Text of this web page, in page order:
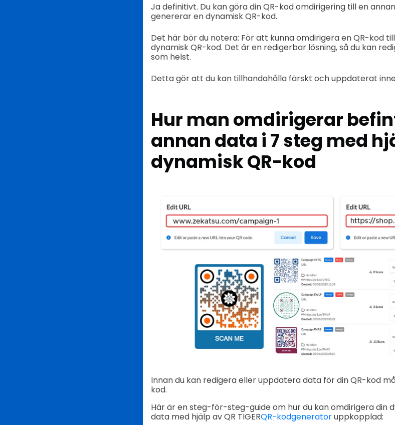
Ja definitivt. Du kan göra din QR-kod omdirigering till en
genererar en dynamisk QR-kod.
Det här bör du notera: För att kunna omdirigera en QR-kod
dynamisk QR-kod. Det är en redigerbar lösning, så du kan
som helst.
Detta gör att du kan tillhandahålla färskt och uppdaterat
Hur man omdirigerar
annan data i 7 steg med
dynamisk QR-kod
Innan du kan redigera eller uppdatera data för din QR-kod
kod.
Här är en steg-för-steg-guide om hur du kan omdirigera din
data med hjälp av QR TIGERQR-kodgeneratoruppkopplad: